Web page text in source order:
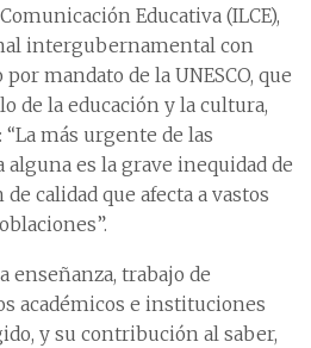
Educativa (ILCE),
intergubernamental con
mandato de la UNESCO, que
de la educación y la cultura,
más urgente de las
es la grave inequidad de
calidad que afecta a vastos
enseñanza, trabajo de
académicos e instituciones
y su contribución al saber,